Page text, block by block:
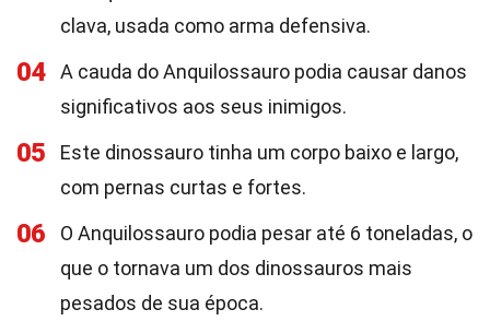
clava, usada como arma defensiva.
04
A cauda do Anquilossauro podia causar danos
significativos aos seus inimigos.
05
Este dinossauro tinha um corpo baixo e largo,
com pernas curtas e fortes.
06
O Anquilossauro podia pesar até 6 toneladas, o
que o tornava um dos dinossauros mais
pesados de sua época.